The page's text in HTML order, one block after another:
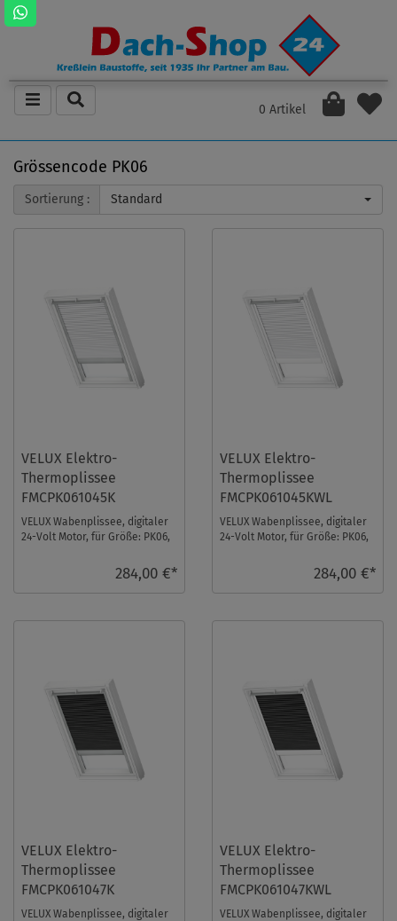
0 Artikel
Grössencode PK06
Sortierung : Standard
VELUX Elektro-
Thermoplissee
FMCPK061045K
VELUX Wabenplissee, digitaler
24-Volt Motor, für Größe: PK06,
284,00 €*
VELUX Elektro-
Thermoplissee
FMCPK061045KWL
VELUX Wabenplissee, digitaler
24-Volt Motor, für Größe: PK06,
284,00 €*
VELUX Elektro-
Thermoplissee
FMCPK061047K
VELUX Wabenplissee, digitaler
VELUX Elektro-
Thermoplissee
FMCPK061047KWL
VELUX Wabenplissee, digitaler